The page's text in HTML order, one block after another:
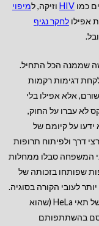
כמוHIV וזיקה, למיפוי
אפילולחקר נגיף
שממנה הכל התחיל.
דגימות רקמות
אלא אפילו בלי
לא עברו על החוק,
על קיומם של
דרך ולפיתוח תרופות
המשפחה סבלו ממחלות
שפותחו בזכותה של
לעובי הקורה בסוגיה.
בו מופה לראשונה כל הדנ"א של תאי HeLa (שהוא
בהשתתפותם